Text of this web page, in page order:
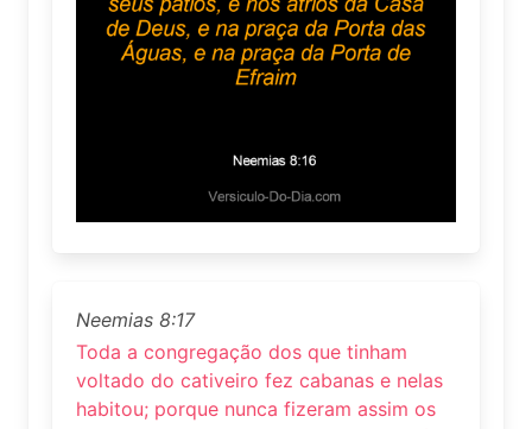
Neemias 8:17
Toda a congregação dos que tinham
voltado do cativeiro fez cabanas e nelas
habitou; porque nunca fizeram assim os